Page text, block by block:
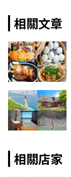
相關文章
相關店家